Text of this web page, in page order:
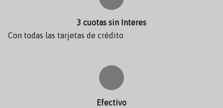
3 cuotas sin Interes
Con todas las tarjetas de crédito
Efectivo